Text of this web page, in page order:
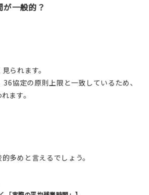
一般的？
られます。
協定の原則上限と一致しているため、
ます。
多めと言えるでしょう。